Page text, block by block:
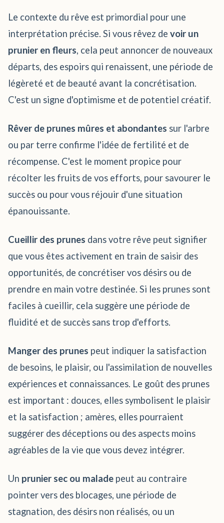
Le contexte du rêve est primordial pour une
interprétation précise. Si vous rêvez de voir un
prunier en fleurs, cela peut annoncer de nouveaux
départs, des espoirs qui renaissent, une période de
légèreté et de beauté avant la concrétisation.
C'est un signe d'optimisme et de potentiel créatif.
Rêver de prunes mûres et abondantes sur l'arbre
ou par terre confirme l'idée de fertilité et de
récompense. C'est le moment propice pour
récolter les fruits de vos efforts, pour savourer le
succès ou pour vous réjouir d'une situation
épanouissante.
Cueillir des prunes dans votre rêve peut signifier
que vous êtes activement en train de saisir des
opportunités, de concrétiser vos désirs ou de
prendre en main votre destinée. Si les prunes sont
faciles à cueillir, cela suggère une période de
fluidité et de succès sans trop d'efforts.
Manger des prunes peut indiquer la satisfaction
de besoins, le plaisir, ou l'assimilation de nouvelles
expériences et connaissances. Le goût des prunes
est important : douces, elles symbolisent le plaisir
et la satisfaction ; amères, elles pourraient
suggérer des déceptions ou des aspects moins
agréables de la vie que vous devez intégrer.
Un prunier sec ou malade peut au contraire
pointer vers des blocages, une période de
stagnation, des désirs non réalisés, ou un